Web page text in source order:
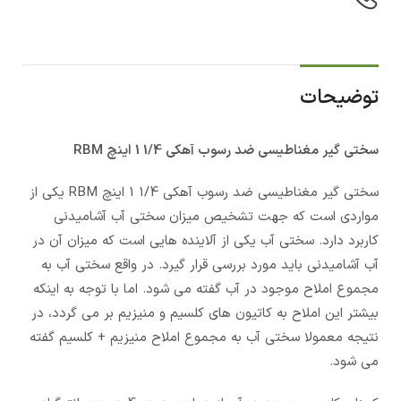
توضیحات
سختی گیر مغناطیسی ضد رسوب آهکی 1/4 1 اینچ RBM
سختی گیر مغناطیسی ضد رسوب آهکی 1/4 1 اینچ RBM یکی از
مواردی است که جهت تشخیص میزان سختی آب آشامیدنی
کاربرد دارد. سختی آب یکی از آلاینده هایی است که میزان آن در
آب آشامیدنی باید مورد بررسی قرار گیرد. در واقع سختی آب به
مجموع املاح موجود در آب گفته می شود. اما با توجه به اینکه
بیشتر این املاح به کاتیون های کلسیم و منیزیم بر می گردد، در
نتیجه معمولا سختی آب به مجموع املاح منیزیم + کلسیم گفته
می شود.